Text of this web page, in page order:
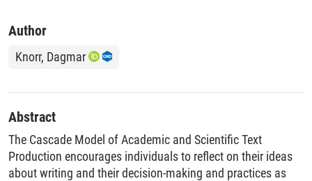
Author
Knorr, Dagmar
Abstract
The Cascade Model of Academic and Scientific Text
Production encourages individuals to reflect on their ideas
about writing and their decision-making and practices as